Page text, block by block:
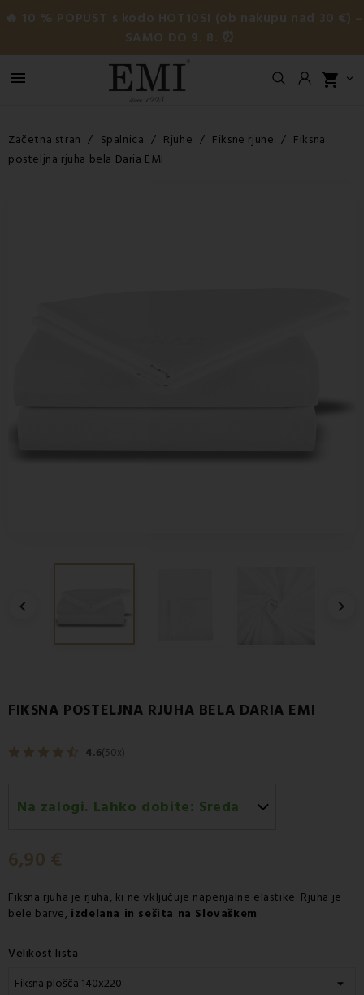
🔥 10 % POPUST s kodo HOT10SI (ob nakupu nad 30 €) –
SAMO DO 9. 8. ⏰
 shopping_cart 
Začetna stran Spalnica Rjuhe Fiksne rjuhe
Fiksna
posteljna rjuha bela Daria EMI
 
FIKSNA POSTELJNA RJUHA BELA DARIA EMI
4.6(50x)
Na zalogi. Lahko dobite: Sreda
6,90 €
Fiksna rjuha je rjuha, ki ne vključuje napenjalne elastike. Rjuha je
bele barve, izdelana in sešita na Slovaškem
Velikost lista